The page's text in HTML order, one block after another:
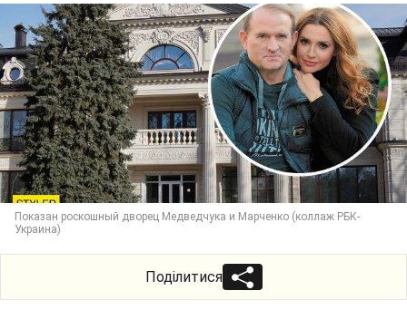
Показан роскошный дворец Медведчука и Марченко (коллаж РБК-
Украина)
Поділитися